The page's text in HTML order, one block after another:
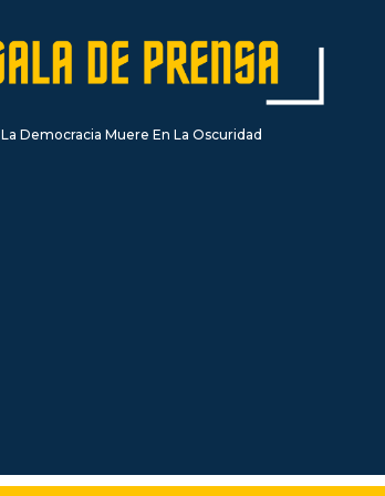
La Democracia Muere En La Oscuridad